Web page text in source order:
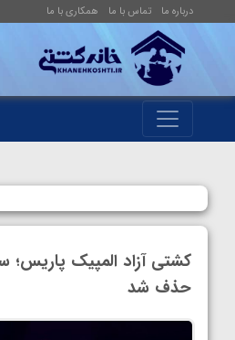
درباره ما تماس با ما همکاری با ما
کشتی آزاد المپیک پاریس؛
حذف شد